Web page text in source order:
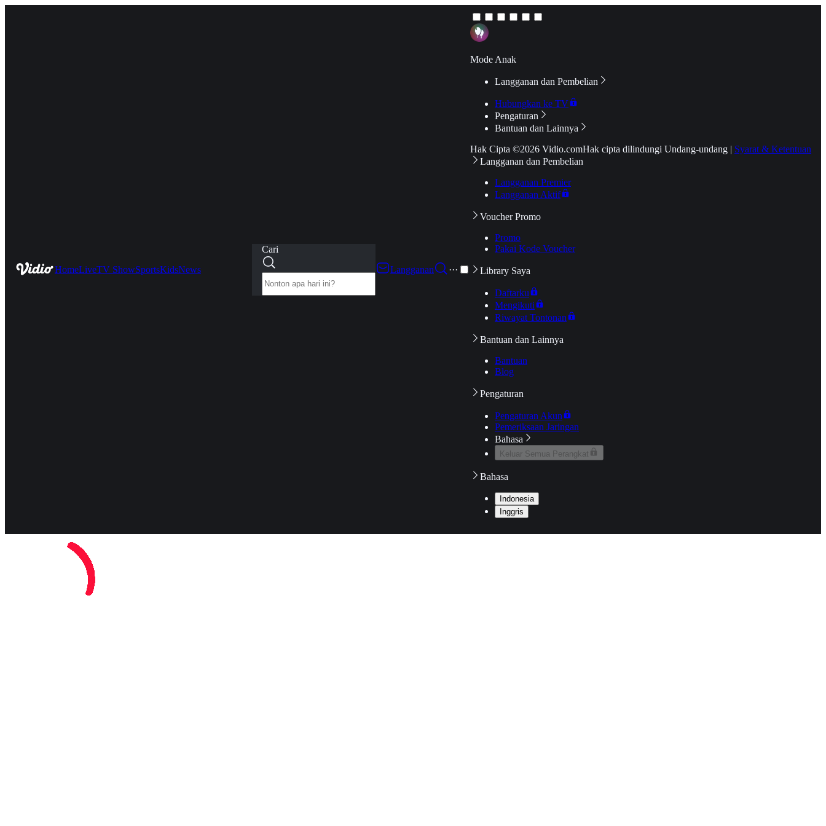
HomeLiveTV ShowSportsKidsNews
Cari
Langganan
···
Mode Anak
Langganan dan Pembelian
Hubungkan ke TV
Pengaturan
Bantuan dan Lainnya
Hak Cipta ©2026 Vidio.comHak cipta dilindungi Undang-undang | Syarat & Ketentuan
Langganan dan Pembelian
Langganan Premier
Langganan Aktif
Voucher Promo
Promo
Pakai Kode Voucher
Library Saya
Daftarku
Mengikuti
Riwayat Tontonan
Bantuan dan Lainnya
Bantuan
Blog
Pengaturan
Pengaturan Akun
Pemeriksaan Jaringan
Bahasa
Keluar Semua Perangkat
Bahasa
Indonesia
Inggris